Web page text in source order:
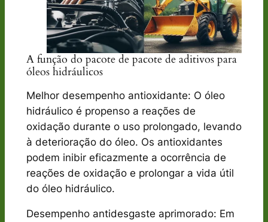
A função do pacote de pacote de aditivos para
óleos hidráulicos
Melhor desempenho antioxidante: O óleo
hidráulico é propenso a reações de
oxidação durante o uso prolongado, levando
à deterioração do óleo. Os antioxidantes
podem inibir eficazmente a ocorrência de
reações de oxidação e prolongar a vida útil
do óleo hidráulico.
Desempenho antidesgaste aprimorado: Em